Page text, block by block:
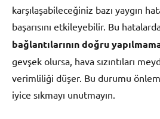
karşılaşabileceğiniz bazı yaygın
başarısını etkileyebilir. Bu
bağlantılarının doğru
gevşek olursa, hava sızıntıları
verimliliği düşer. Bu durumu
iyice sıkmayı unutmayın.